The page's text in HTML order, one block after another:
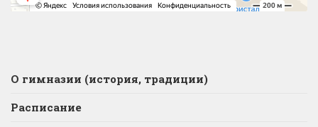
О гимназии (история, традиции)
Расписание